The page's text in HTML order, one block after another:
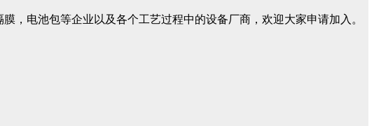
，电池包等企业以及各个工艺过程中的设备厂商，欢迎大家申请加入。